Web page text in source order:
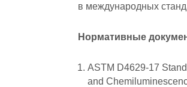
в международных
Нормативные
ASTM D4629-17
and